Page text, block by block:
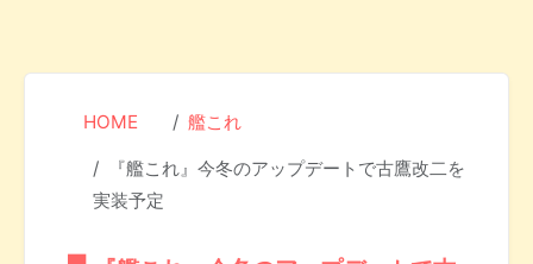
HOME 艦これ
『艦これ』今冬のアップデートで古鷹改二を
実装予定